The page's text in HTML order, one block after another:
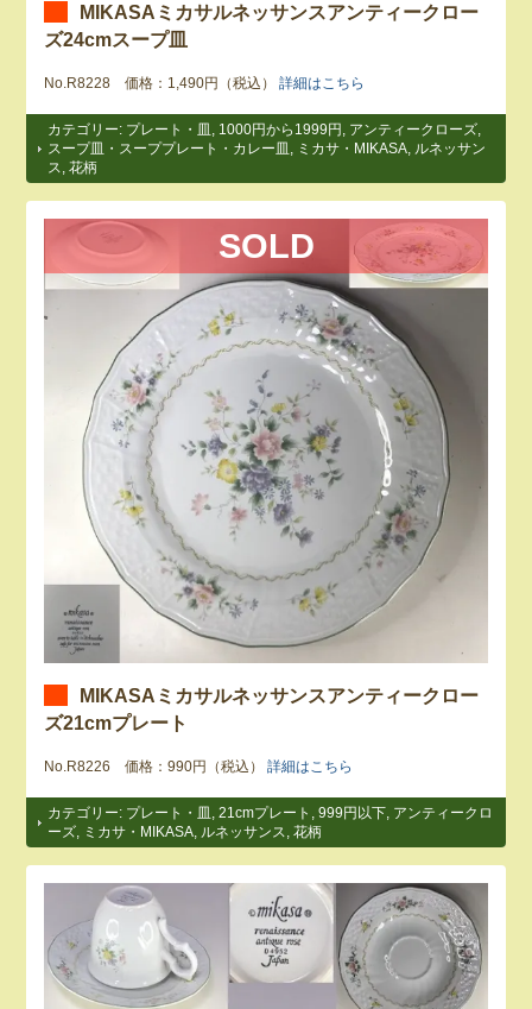
MIKASAミカサルネッサンスアンティークロー
ズ24cmスープ皿
No.R8228 価格：1,490円（税込）詳細はこちら
カテゴリー: プレート・皿 , 1000円から1999円 , アンティークローズ,
スープ皿・スーププレート・カレー皿 , ミカサ・MIKASA, ルネッサン
ス,花柄
SOLD
MIKASAミカサルネッサンスアンティークロー
ズ21cmプレート
No.R8226 価格：990円（税込）詳細はこちら
カテゴリー: プレート・皿 ,21cmプレート ,999円以下 アンティークロ
ーズ
ミカサ・MIKASA ルネッサンス ,花柄